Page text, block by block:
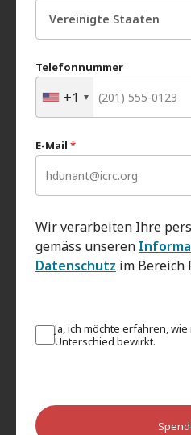
Telefonnummer
+1
E-Mail *
Wir verarbeiten Ihre
gemäss unseren
Datenschutz im Bereich
Ja, ich möchte erfahren,
Unterschied bewirkt.